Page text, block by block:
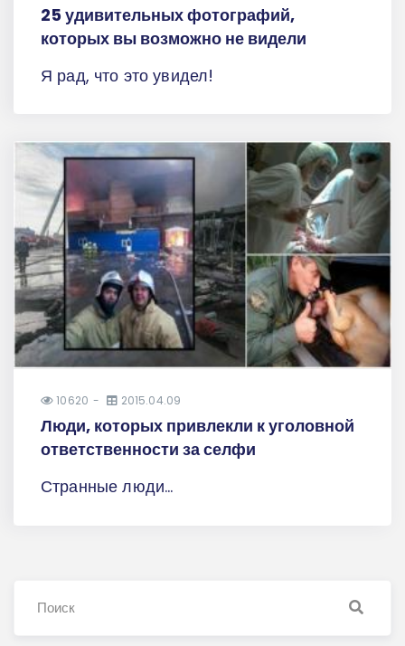
25 удивительных фотографий,
которых вы возможно не видели
Я рад, что это увидел!
10620 2015.04.09
Люди, которых привлекли к уголовной
ответственности за селфи
Странные люди...